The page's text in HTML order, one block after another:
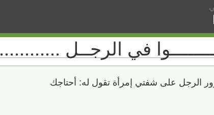
في الرجــل ............
الرجل على شفتي إمرأة تقول له: أحتاجك